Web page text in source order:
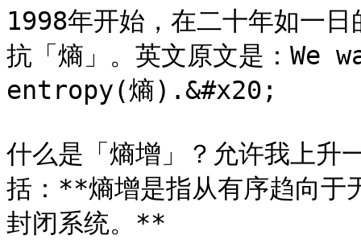
1998年开始，在二十年如一
抗「熵」。英文原文是：
entropy(熵).&#x20;
什么是「熵增」？允许我上升
括：**熵增是指从有序趋向于
封闭系统。**